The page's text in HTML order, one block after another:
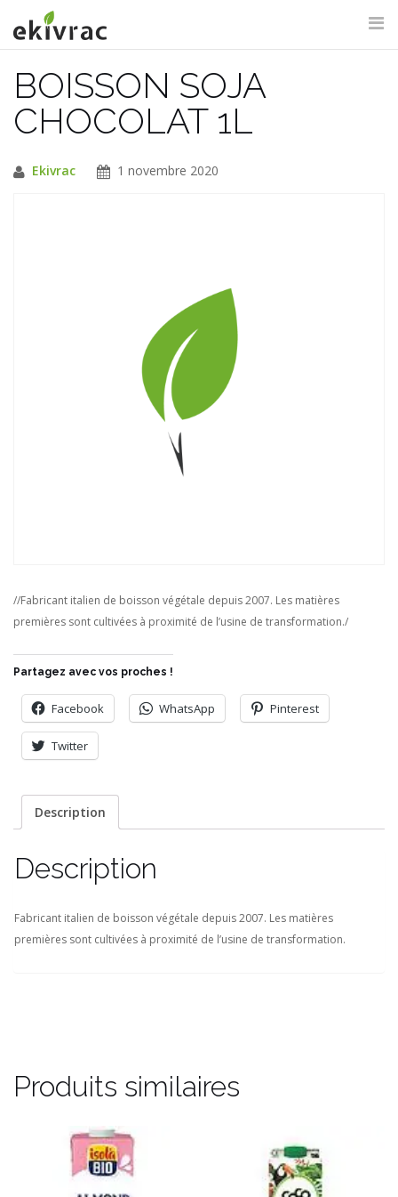
au
contenu
RECHERCHE DU SITE
BOISSON SOJA
CHOCOLAT 1L
Ekivrac 1 novembre 2020
//Fabricant italien de boisson végétale depuis 2007. Les matières
premières sont cultivées à proximité de l’usine de transformation./
Partagez avec vos proches !
Facebook WhatsApp Pinterest
Twitter
Description
Description
Fabricant italien de boisson végétale depuis 2007. Les matières
premières sont cultivées à proximité de l’usine de transformation.
Produits similaires